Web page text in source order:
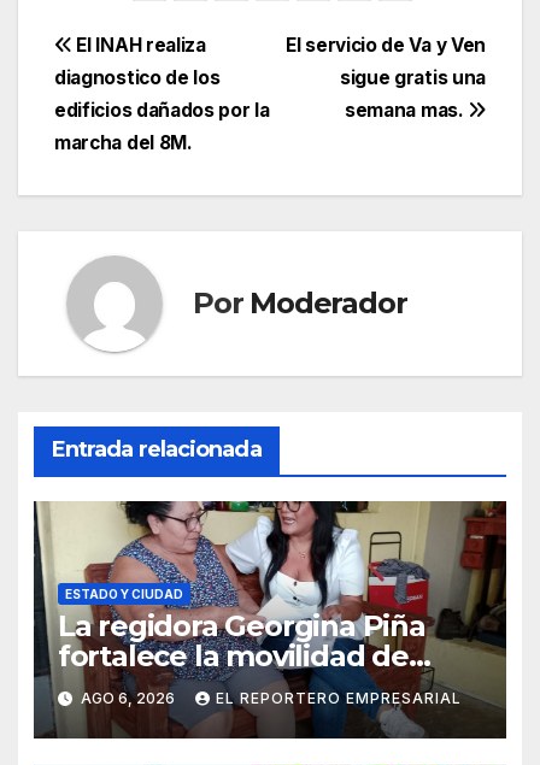
Navegación
de
entradas
El servicio de Va y Ven
sigue gratis una
semana mas.
El INAH realiza
diagnostico de los
edificios dañados por la
marcha del 8M.
Por Moderador
Entrada relacionada
ESTADO Y CIUDAD
La regidora Georgina Piña
fortalece la movilidad de
adultos mayores con la
entrega de aparatos
ortopédicos
AGO 6, 2026 EL REPORTERO EMPRESARIAL